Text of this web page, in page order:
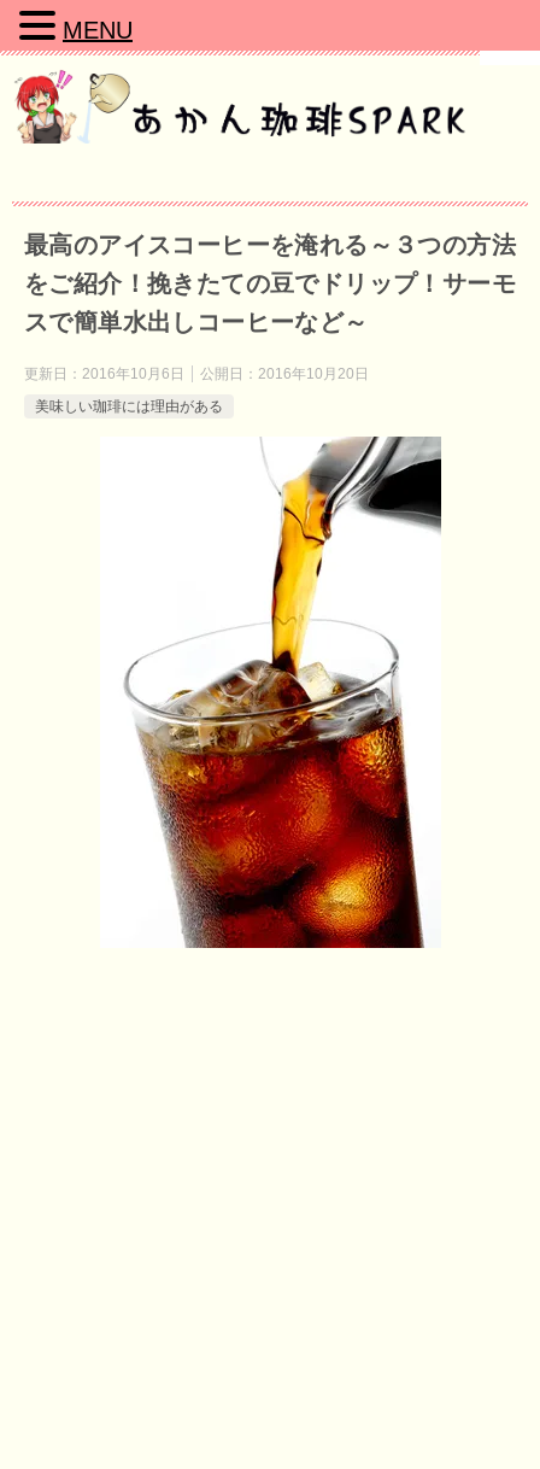
最高のアイスコーヒーを淹れる～３つの方法
をご紹介！挽きたての豆でドリップ！サーモ
スで簡単水出しコーヒーなど～
更新日： 2016年10月6日 公開日： 2016年10月20日
美味しい珈琲には理由がある
MENU